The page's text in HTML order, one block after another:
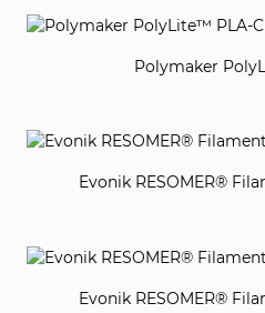
Polymaker
Evonik RESOMER®
Evonik RESOMER®